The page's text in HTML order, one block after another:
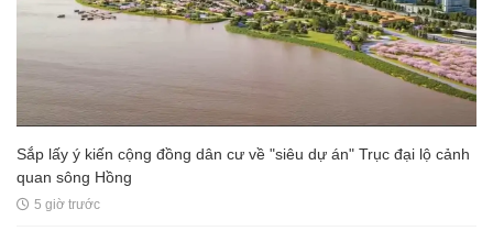
Sắp lấy ý kiến cộng đồng dân cư về "siêu dự án" Trục đại lộ cảnh
quan sông Hồng
5 giờ trước